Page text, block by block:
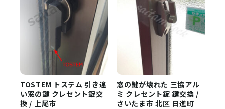
TOSTEM トステム 引き違
い窓の鍵 クレセント錠交
換 / 上尾市
窓の鍵が壊れた 三協アル
ミ クレセント錠 鍵交換 /
さいたま市 北区 日進町